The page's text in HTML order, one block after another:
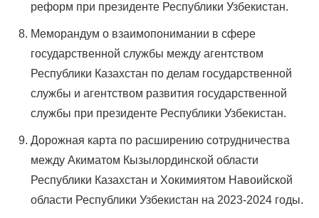
реформ при президенте Республики Узбекистан.
Меморандум о взаимопонимании в сфере
государственной службы между агентством
Республики Казахстан по делам государственной
службы и агентством развития государственной
службы при президенте Республики Узбекистан.
Дорожная карта по расширению сотрудничества
между Акиматом Кызылординской области
Республики Казахстан и Хокимиятом Навоийской
области Республики Узбекистан на 2023-2024 годы.